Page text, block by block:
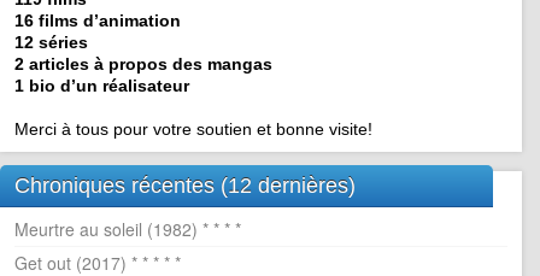
16 films d’animation
12 séries
2 articles à propos des mangas
1 bio d’un réalisateur
Merci à tous pour votre soutien et bonne visite!
Chroniques récentes (12 dernières)
Meurtre au soleil (1982) * * * *
Get out (2017) * * * * *